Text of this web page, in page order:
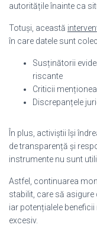
autoritățile înainte ca
Totuși, această
în care datele sunt
Susținătorii
riscante
Criticii
Discrepanțele
În plus, activiștii își
de transparență și
instrumente nu sunt
Astfel, continuarea
stabilit, care să asigure
iar potențialele
excesiv.